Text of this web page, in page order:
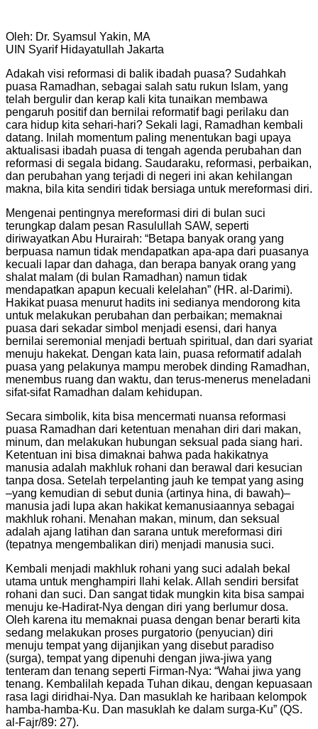
Oleh: Dr. Syamsul Yakin, MA
UIN Syarif Hidayatullah Jakarta
Adakah visi reformasi di balik ibadah puasa? Sudahkah
puasa Ramadhan, sebagai salah satu rukun Islam, yang
telah bergulir dan kerap kali kita tunaikan membawa
pengaruh positif dan bernilai reformatif bagi perilaku dan
cara hidup kita sehari-hari? Sekali lagi, Ramadhan kembali
datang. Inilah momentum paling menentukan bagi upaya
aktualisasi ibadah puasa di tengah agenda perubahan dan
reformasi di segala bidang. Saudaraku, reformasi, perbaikan,
dan perubahan yang terjadi di negeri ini akan kehilangan
makna, bila kita sendiri tidak bersiaga untuk mereformasi diri.
Mengenai pentingnya mereformasi diri di bulan suci
terungkap dalam pesan Rasulullah SAW, seperti
diriwayatkan Abu Hurairah: “Betapa banyak orang yang
berpuasa namun tidak mendapatkan apa-apa dari puasanya
kecuali lapar dan dahaga, dan berapa banyak orang yang
shalat malam (di bulan Ramadhan) namun tidak
mendapatkan apapun kecuali kelelahan” (HR. al-Darimi).
Hakikat puasa menurut hadits ini sedianya mendorong kita
untuk melakukan perubahan dan perbaikan; memaknai
puasa dari sekadar simbol menjadi esensi, dari hanya
bernilai seremonial menjadi bertuah spiritual, dan dari syariat
menuju hakekat. Dengan kata lain, puasa reformatif adalah
puasa yang pelakunya mampu merobek dinding Ramadhan,
menembus ruang dan waktu, dan terus-menerus meneladani
sifat-sifat Ramadhan dalam kehidupan.
Secara simbolik, kita bisa mencermati nuansa reformasi
puasa Ramadhan dari ketentuan menahan diri dari makan,
minum, dan melakukan hubungan seksual pada siang hari.
Ketentuan ini bisa dimaknai bahwa pada hakikatnya
manusia adalah makhluk rohani dan berawal dari kesucian
tanpa dosa. Setelah terpelanting jauh ke tempat yang asing
–yang kemudian di sebut dunia (artinya hina, di bawah)–
manusia jadi lupa akan hakikat kemanusiaannya sebagai
makhluk rohani. Menahan makan, minum, dan seksual
adalah ajang latihan dan sarana untuk mereformasi diri
(tepatnya mengembalikan diri) menjadi manusia suci.
Kembali menjadi makhluk rohani yang suci adalah bekal
utama untuk menghampiri Ilahi kelak. Allah sendiri bersifat
rohani dan suci. Dan sangat tidak mungkin kita bisa sampai
menuju ke-Hadirat-Nya dengan diri yang berlumur dosa.
Oleh karena itu memaknai puasa dengan benar berarti kita
sedang melakukan proses purgatorio (penyucian) diri
menuju tempat yang dijanjikan yang disebut paradiso
(surga), tempat yang dipenuhi dengan jiwa-jiwa yang
tenteram dan tenang seperti Firman-Nya: “Wahai jiwa yang
tenang. Kembalilah kepada Tuhan dikau, dengan kepuasaan
rasa lagi diridhai-Nya. Dan masuklah ke haribaan kelompok
hamba-hamba-Ku. Dan masuklah ke dalam surga-Ku” (QS.
al-Fajr/89: 27).